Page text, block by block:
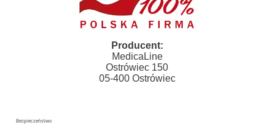
Producent:
MedicaLine
Ostrówiec 150
05-400 Ostrówiec
Bezpieczeństwo